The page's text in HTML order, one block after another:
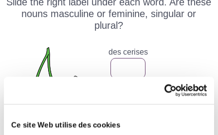
Ce site Web utilise des cookies
nouns masculine or feminine, singular or
plural?
des cerises